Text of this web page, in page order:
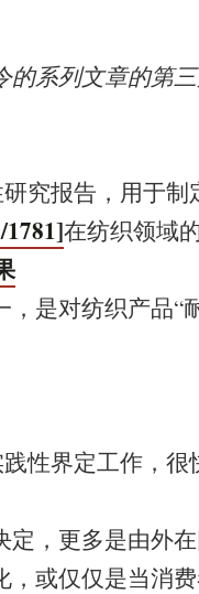
的系列文章的第
究报告，用于制
在纺织领域
是对纺织产品“
性界定工作，很
，更多是由外
或仅仅是当消